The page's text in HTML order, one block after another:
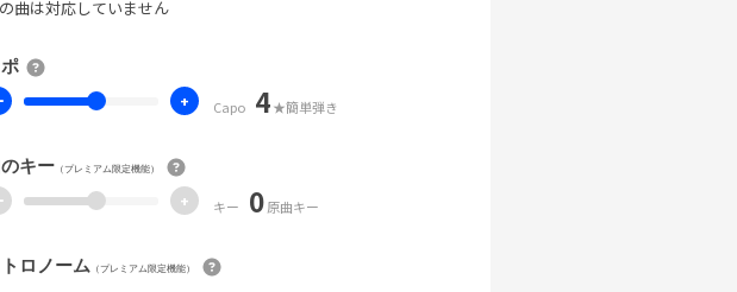
曲は対応していません
+ Capo 4★簡単弾き
キー （プレミアム限定機能）
+ キー 0原曲キー
ロノーム （プレミアム限定機能）